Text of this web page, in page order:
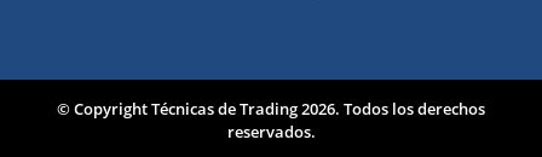
© Copyright Técnicas de Trading 2026. Todos los derechos
reservados.